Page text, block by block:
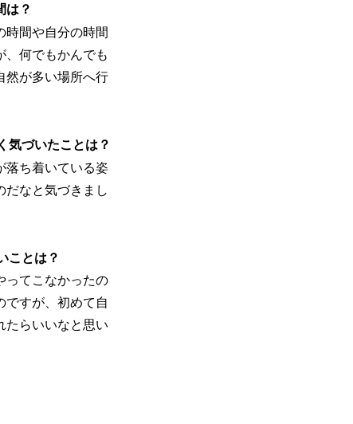
は？
時間や自分の時間
、何でもかんでも
然が多い場所へ行
気づいたことは？
落ち着いている姿
だなと気づきまし
ことは？
ってこなかったの
ですが、初めて自
たらいいなと思い